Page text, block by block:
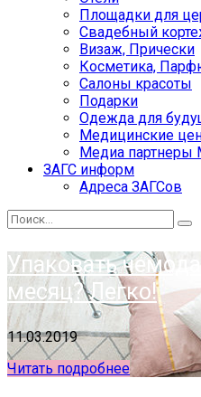
Площадки для
Свадебный
Визаж, Прически
Косметика,
Салоны красоты
Подарки
Одежда для
Медицинские
Медиа партнеры
ЗАГС информ
Адреса ЗАГСов
Упаковать
месяц? Легко!
11.03.2019
Читать подробнее